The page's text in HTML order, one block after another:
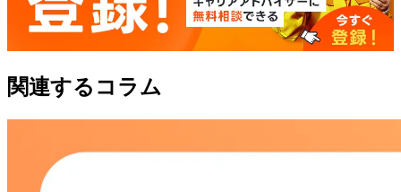
関連するコラム